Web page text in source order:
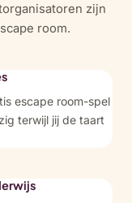
zijn
room.
escape room-spel
terwijl jij de taart